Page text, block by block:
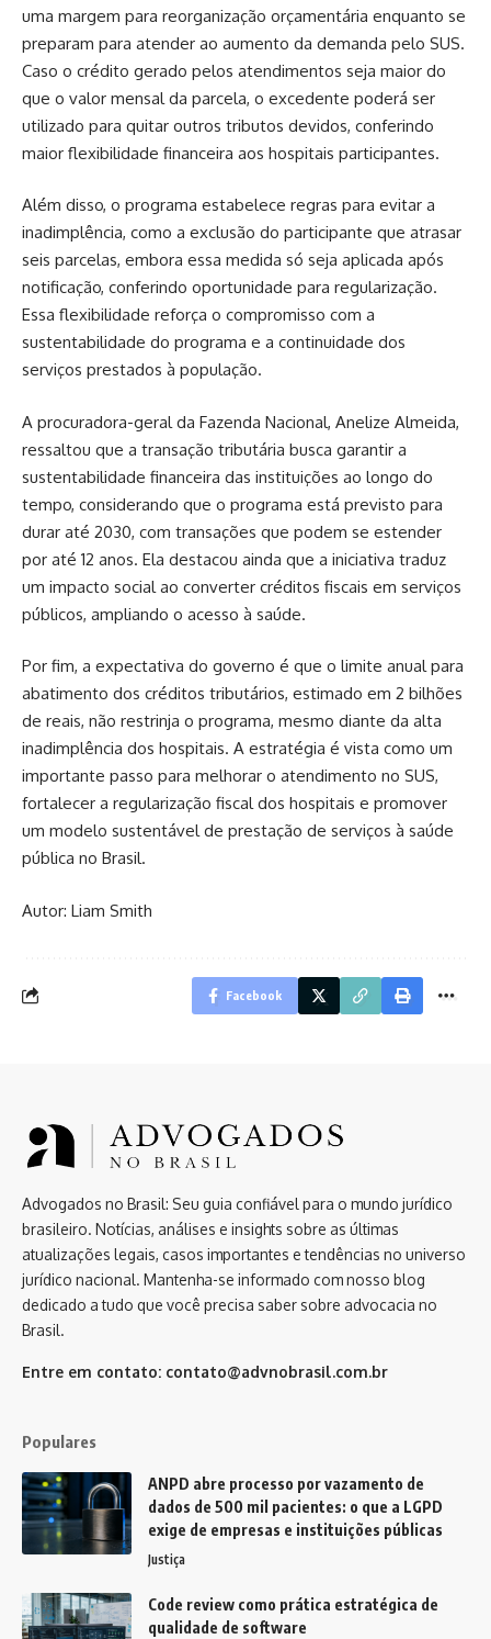
uma margem para reorganização orçamentária enquanto se
preparam para atender ao aumento da demanda pelo SUS.
Caso o crédito gerado pelos atendimentos seja maior do
que o valor mensal da parcela, o excedente poderá ser
utilizado para quitar outros tributos devidos, conferindo
maior flexibilidade financeira aos hospitais participantes.
Além disso, o programa estabelece regras para evitar a
inadimplência, como a exclusão do participante que atrasar
seis parcelas, embora essa medida só seja aplicada após
notificação, conferindo oportunidade para regularização.
Essa flexibilidade reforça o compromisso com a
sustentabilidade do programa e a continuidade dos
serviços prestados à população.
A procuradora-geral da Fazenda Nacional, Anelize Almeida,
ressaltou que a transação tributária busca garantir a
sustentabilidade financeira das instituições ao longo do
tempo, considerando que o programa está previsto para
durar até 2030, com transações que podem se estender
por até 12 anos. Ela destacou ainda que a iniciativa traduz
um impacto social ao converter créditos fiscais em serviços
públicos, ampliando o acesso à saúde.
Por fim, a expectativa do governo é que o limite anual para
abatimento dos créditos tributários, estimado em 2 bilhões
de reais, não restrinja o programa, mesmo diante da alta
inadimplência dos hospitais. A estratégia é vista como um
importante passo para melhorar o atendimento no SUS,
fortalecer a regularização fiscal dos hospitais e promover
um modelo sustentável de prestação de serviços à saúde
pública no Brasil.
Autor: Liam Smith
Facebook
Advogados no Brasil: Seu guia confiável para o mundo jurídico
brasileiro. Notícias, análises e insights sobre as últimas
atualizações legais, casos importantes e tendências no universo
jurídico nacional. Mantenha-se informado com nosso blog
dedicado a tudo que você precisa saber sobre advocacia no
Brasil.
Entre em contato: contato@advnobrasil.com.br
Populares
ANPD abre processo por vazamento de
dados de 500 mil pacientes: o que a LGPD
exige de empresas e instituições públicas
Justiça
Code review como prática estratégica de
qualidade de software